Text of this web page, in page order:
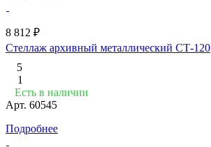
8 812 ₽
Стеллаж архивный металлический СТ-120
5
1
Есть в наличии
Арт. 60545
Подробнее